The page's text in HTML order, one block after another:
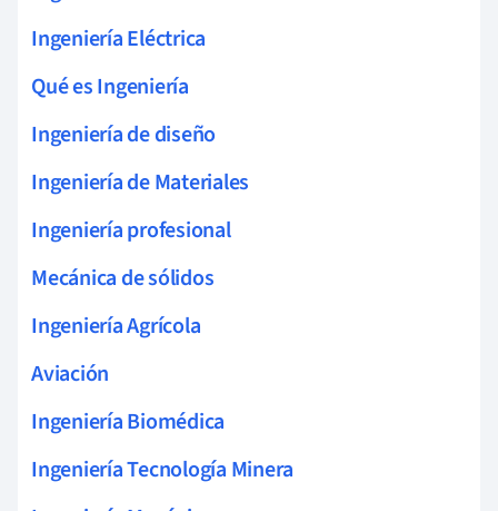
Ingeniería Eléctrica
Qué es Ingeniería
Ingeniería de diseño
Ingeniería de Materiales
Ingeniería profesional
Mecánica de sólidos
Ingeniería Agrícola
Aviación
Ingeniería Biomédica
Ingeniería Tecnología Minera